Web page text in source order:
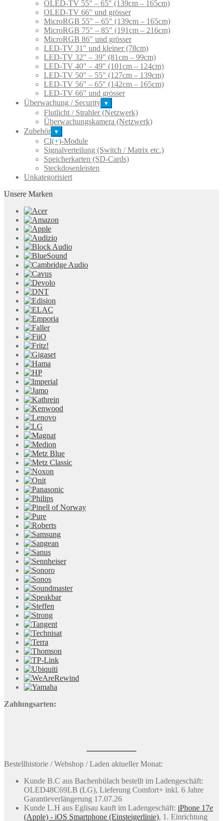
OLED-TV 55″ – 65″ (139cm – 165cm)
OLED-TV 66″ und grösser
MicroRGB 55″ – 65″ (139cm – 165cm)
MicroRGB 75″ – 85″ (191cm – 216cm)
MicroRGB 86″ und grösser
LED-TV 31″ und kleiner (78cm)
LED-TV 32″ – 39″ (81cm – 99cm)
LED-TV 40″ – 49″ (101cm – 124cm)
LED-TV 50″ – 55″ (127cm – 139cm)
LED-TV 56″ – 65″ (142cm – 165cm)
LED-TV 66″ und grösser
Überwachung / Security ▾
Flutlicht / Strahler (Netzwerk)
Überwachungskamera (Netzwerk)
Zubehör ▾
CI(+)-Module
Signalverteilung (Switch / Matrix etc.)
Speicherkarten (SD-Cards)
Steckdosenleisten
Unkategorisiert
Unsere Marken
Zahlungsarten:
Bestellhistorie / Webshop / Laden aktueller Monat:
Kunde B.C aus Bachenbülach bestellt im Ladengeschäft:
OLED48C69LB (LG), Lieferung Comfort+ inkl. 6 Jahre
Garantieverlängerung 17.07.26
Kunde L.H aus Eglisau kauft im Ladengeschäft: iPhone 17e
(Apple) - iOS Smartphone (Einsteigerlinie), 1. Einrichtung